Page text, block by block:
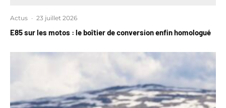
Actus · 23 juillet 2026
E85 sur les motos : le boîtier de conversion enfin homologué